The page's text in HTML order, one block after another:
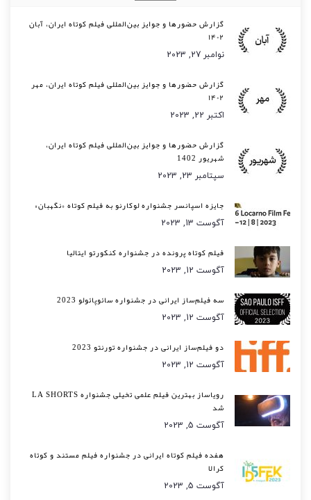
گزارش حضورها و جوایز بین‌المللی فیلم کوتاه ایران، آبان
۱۴۰۲
نوامبر 27, 2023
گزارش حضورها و جوایز بین‌المللی فیلم کوتاه ایران، مهر
۱۴۰۲
اکتبر 22, 2023
گزارش حضورها و جوایز بین‌المللی فیلم کوتاه ایران،
شهریور 1402
سپتامبر 23, 2023
جایزه اسپانسر جشنواره لوکارنو به فیلم کوتاه «نگهبان»
آگوست 13, 2023
فیلم کوتاه پرونده در جشنواره کنکورتو ایتالیا
آگوست 12, 2023
سه فیلم‌ساز ایرانی در جشنواره سائوپائولو 2023
آگوست 12, 2023
دو فیلم‌ساز ایرانی در جشنواره تورنتو 2023
آگوست 12, 2023
رویاساز بهترین فیلم علمی تخیلی جشنواره LA SHORTS
شد
آگوست 5, 2023
هفده فیلم کوتاه ایرانی در جشنواره فیلم مستند و کوتاه
کرالا
آگوست 5, 2023